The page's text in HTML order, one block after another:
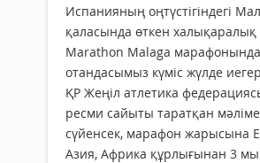
Испанияның оңтүстігіндегі
қаласында өткен
Marathon Malaga марафонында
отандасымыз күміс жүлде
ҚР Жеңіл атлетика
ресми сайыты таратқан
сүйенсек, марафон жарысына
Азия, Африка құрлығынан 3